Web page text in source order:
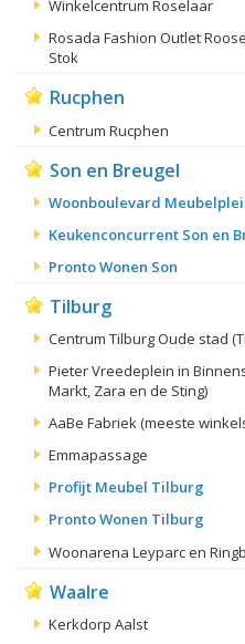
Winkelcentrum Roselaar
Rosada Fashion Outlet
Stok
Rucphen
Centrum Rucphen
Son en Breugel
Woonboulevard
Keukenconcurrent Son en
Pronto Wonen Son
Tilburg
Centrum Tilburg Oude stad
Pieter Vreedeplein in
Markt, Zara en de Sting)
AaBe Fabriek (meeste
Emmapassage
Profijt Meubel Tilburg
Pronto Wonen Tilburg
Woonarena Leyparc en
Waalre
Kerkdorp Aalst